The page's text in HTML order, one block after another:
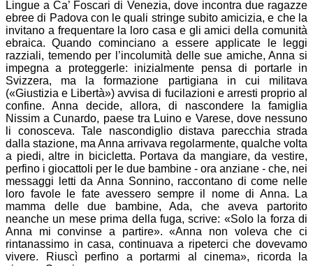
Lingue a Ca’ Foscari di Venezia, dove incontra due ragazze
ebree di Padova con le quali stringe subito amicizia, e che la
invitano a frequentare la loro casa e gli amici della comunità
ebraica. Quando cominciano a essere applicate le leggi
razziali, temendo per l’incolumità delle sue amiche, Anna si
impegna a proteggerle: inizialmente pensa di portarle in
Svizzera, ma la formazione partigiana in cui militava
(«Giustizia e Libertà») avvisa di fucilazioni e arresti proprio al
confine. Anna decide, allora, di nascondere la famiglia
Nissim a Cunardo, paese tra Luino e Varese, dove nessuno
li conosceva. Tale nascondiglio distava parecchia strada
dalla stazione, ma Anna arrivava regolarmente, qualche volta
a piedi, altre in bicicletta. Portava da mangiare, da vestire,
perfino i giocattoli per le due bambine - ora anziane - che, nei
messaggi letti da Anna Sonnino, raccontano di come nelle
loro favole le fate avessero sempre il nome di Anna. La
mamma delle due bambine, Ada, che aveva partorito
neanche un mese prima della fuga, scrive: «Solo la forza di
Anna mi convinse a partire». «Anna non voleva che ci
rintanassimo in casa, continuava a ripeterci che dovevamo
vivere. Riuscì perfino a portarmi al cinema», ricorda la